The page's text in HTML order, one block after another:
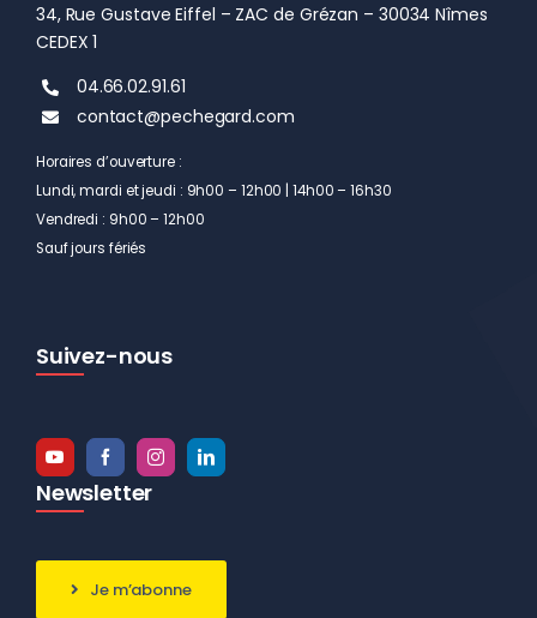
34, Rue Gustave Eiffel – ZAC de Grézan – 30034 Nîmes
CEDEX 1
04.66.02.91.61
contact@pechegard.com
Horaires d’ouverture :
Lundi, mardi et jeudi : 9h00 – 12h00 | 14h00 – 16h30
Vendredi : 9h00 – 12h00
Sauf jours fériés
Suivez-nous
Newsletter
Je m’abonne